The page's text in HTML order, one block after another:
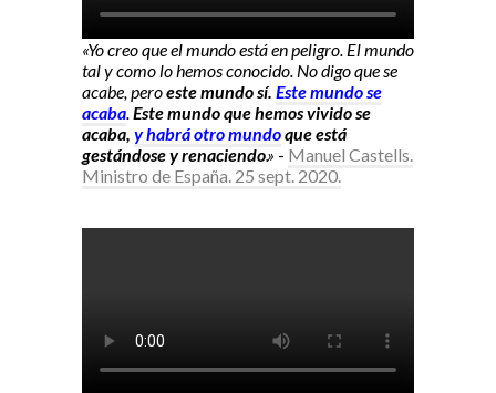
«Yo creo que el mundo está en peligro. El mundo
tal y como lo hemos conocido. No digo que se
acabe, peroeste mundo sí. Este mundo se
acaba.Este mundo que hemos vivido se
acaba, y habrá otro mundoque está
gestándose y renaciendo.» - Manuel Castells.
Ministro de España. 25 sept. 2020.